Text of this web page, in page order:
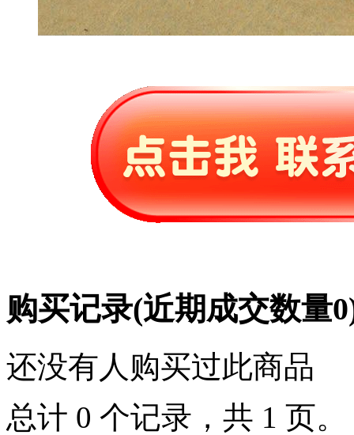
购买记录(近期成交数量0
还没有人购买过此商品
总计 0 个记录，共 1 页。